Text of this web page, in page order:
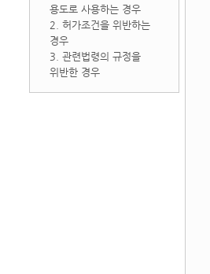
용도로 사용하는 경우
2. 허가조건을 위반하는
경우
3. 관련법령의 규정을
위반한 경우